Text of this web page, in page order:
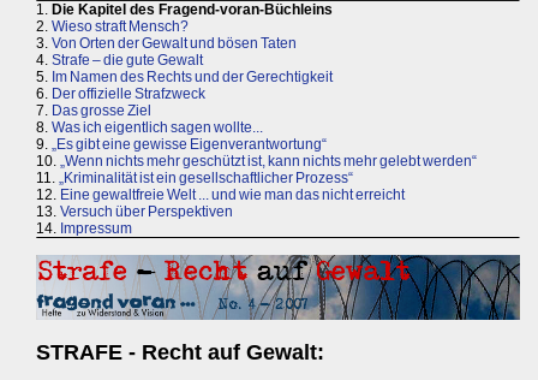
1. Die Kapitel des Fragend-voran-Büchleins
2. Wieso straft Mensch?
3. Von Orten der Gewalt und bösen Taten
4. Strafe – die gute Gewalt
5. Im Namen des Rechts und der Gerechtigkeit
6. Der offizielle Strafzweck
7. Das grosse Ziel
8. Was ich eigentlich sagen wollte...
9. „Es gibt eine gewisse Eigenverantwortung“
10. „Wenn nichts mehr geschützt ist, kann nichts mehr gelebt werden“
11. „Kriminalität ist ein gesellschaftlicher Prozess“
12. Eine gewaltfreie Welt ... und wie man das nicht erreicht
13. Versuch über Perspektiven
14. Impressum
STRAFE - Recht auf Gewalt: